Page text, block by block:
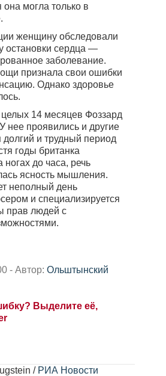
она могла только в
женщину обследовали
остановки сердца —
заболевание.
признала свои ошибки
Однако здоровье
14 месяцев Фоззард
нее проявились и другие
и трудный период
годы британка
ногах до часа, речь
ясность мышления.
неполный день
и специализируется
прав людей с
- Автор: Ольштынский
Выделите её,
/ РИА Новости